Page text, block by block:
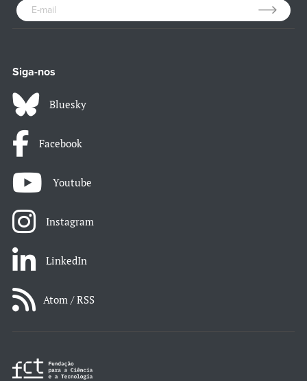
Siga-nos
Bluesky
Facebook
Youtube
Instagram
LinkedIn
Atom / RSS